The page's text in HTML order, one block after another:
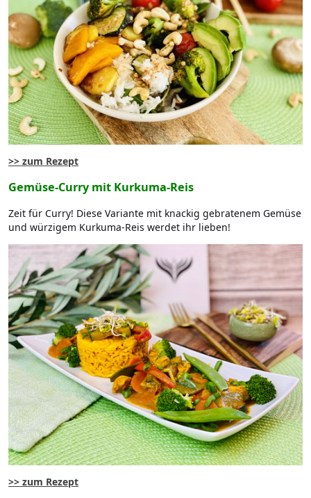
>> zum Rezept
Gemüse-Curry mit Kurkuma-Reis
Zeit für Curry! Diese Variante mit knackig gebratenem Gemüse
und würzigem Kurkuma-Reis werdet ihr lieben!
>> zum Rezept